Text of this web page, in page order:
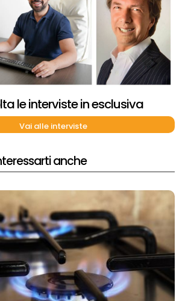
le interviste in esclusiva
Vai alle interviste
anche